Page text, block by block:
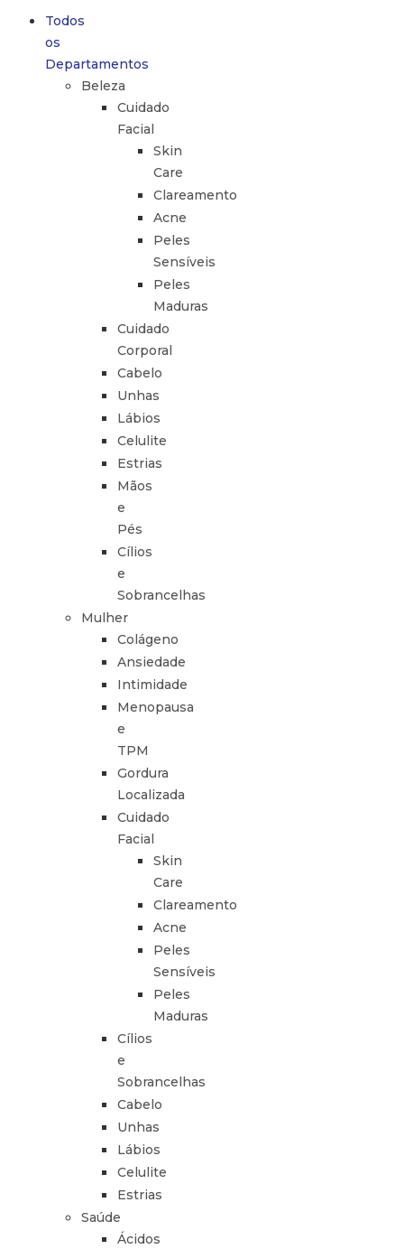
Todos
os
Departamentos
Beleza
Cuidado
Facial
Skin
Care
Clareamento
Acne
Peles
Sensíveis
Peles
Maduras
Cuidado
Corporal
Cabelo
Unhas
Lábios
Celulite
Estrias
Mãos
e
Pés
Cílios
e
Sobrancelhas
Mulher
Colágeno
Ansiedade
Intimidade
Menopausa
e
TPM
Gordura
Localizada
Cuidado
Facial
Skin
Care
Clareamento
Acne
Peles
Sensíveis
Peles
Maduras
Cílios
e
Sobrancelhas
Cabelo
Unhas
Lábios
Celulite
Estrias
Saúde
Ácidos